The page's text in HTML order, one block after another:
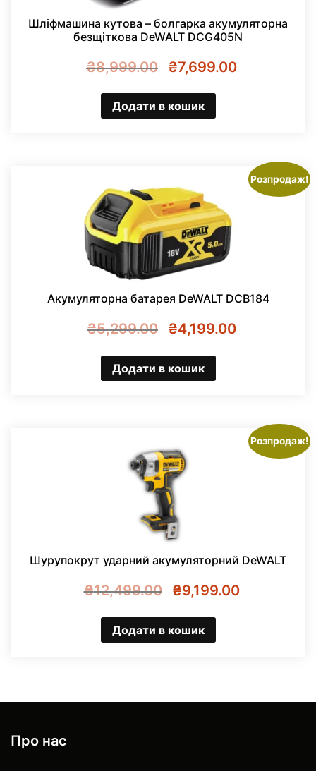
Шліфмашина кутова – болгарка акумуляторна
безщіткова DeWALT DCG405N
₴8,999.00
Оригінальна
ціна:
₴8,999.00.
₴7,699.00
Додати в кошик
Розпродаж!
Акумуляторна батарея DeWALT DCB184
₴5,299.00
Оригінальна
₴4,199.00
Додати в кошик
Розпродаж!
Шурупокрут ударний акумуляторний DeWALT
₴12,499.00
Оригінальна
₴12,499.00.
₴9,199.00Поточна
Додати в кошик
Про нас